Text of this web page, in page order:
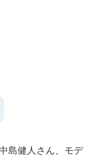
島健人さん、モデ